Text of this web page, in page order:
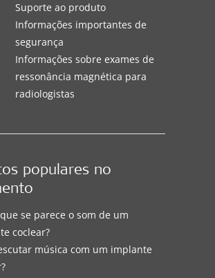
Suporte ao produto
Informações importantes de
segurança
Informações sobre exames de
ressonância magnética para
radiologistas
populares no
se parece o som de um
coclear?
música com um implante